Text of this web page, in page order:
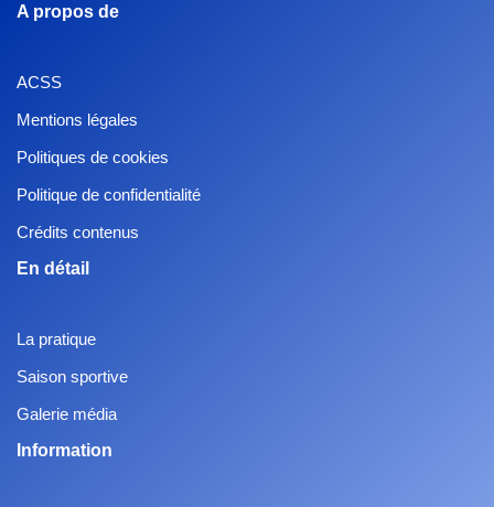
A propos de
ACSS
Mentions légales
Politiques de cookies
Politique de confidentialité
Crédits contenus
En détail
La pratique
Saison sportive
Galerie média
Information